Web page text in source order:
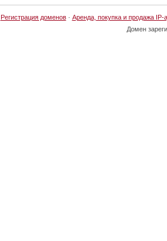
Регистрация доменов· Аренда, покупка и продажа IP-
Домен